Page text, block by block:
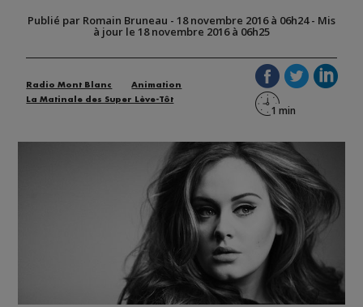
Publié par Romain Bruneau - 18 novembre 2016 à 06h24- Mis
à jour le 18 novembre 2016 à 06h25
Radio Mont Blanc
Animation
La Matinale des Super Lève-Tôt